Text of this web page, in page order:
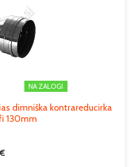
NA ZALOGI
dimniška kontrareducirka
130mm